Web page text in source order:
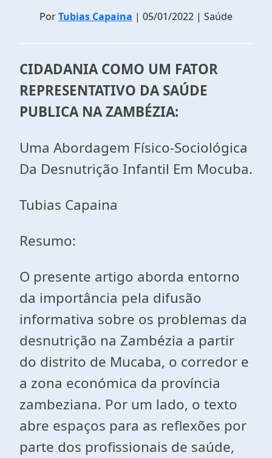
PorTubias Capaina | 05/01/2022 | Saúde
CIDADANIA COMO UM FATOR
REPRESENTATIVO DA SAÚDE
PUBLICA NA ZAMBÉZIA:
Uma Abordagem Físico-Sociológica
Da Desnutrição Infantil Em Mocuba.
Tubias Capaina
Resumo:
O presente artigo aborda entorno
da importância pela difusão
informativa sobre os problemas da
desnutrição na Zambézia a partir
do distrito de Mucaba, o corredor e
a zona económica da província
zambeziana. Por um lado, o texto
abre espaços para as reflexões por
parte dos profissionais de saúde,